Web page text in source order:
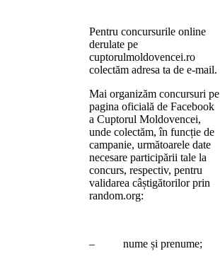
Pentru concursurile online
derulate pe
cuptorulmoldovencei.ro
colectăm adresa ta de e-mail.
Mai organizăm concursuri pe
pagina oficială de Facebook
a Cuptorul Moldovencei,
unde colectăm, în funcție de
campanie, următoarele date
necesare participării tale la
concurs, respectiv, pentru
validarea câștigătorilor prin
random.org:
– nume și prenume;